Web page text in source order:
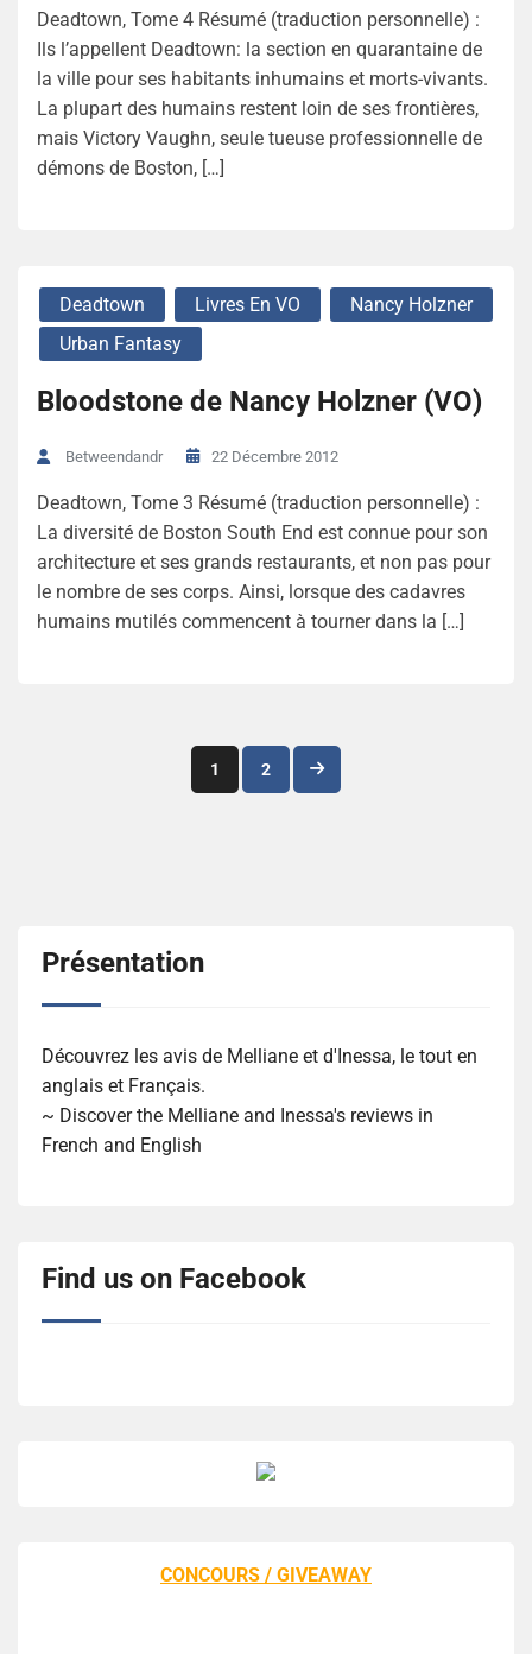
Deadtown, Tome 4 Résumé (traduction personnelle) :
Ils l’appellent Deadtown: la section en quarantaine de
la ville pour ses habitants inhumains et morts-vivants.
La plupart des humains restent loin de ses frontières,
mais Victory Vaughn, seule tueuse professionnelle de
démons de Boston, […]
Deadtown Livres En VO
Nancy Holzner
Urban Fantasy
Bloodstone de Nancy Holzner (VO)
Betweendandr 22 Décembre 2012
Deadtown, Tome 3 Résumé (traduction personnelle) :
La diversité de Boston South End est connue pour son
architecture et ses grands restaurants, et non pas pour
le nombre de ses corps. Ainsi, lorsque des cadavres
humains mutilés commencent à tourner dans la […]
Navigation
1 2
Présentation
Découvrez les avis de Melliane et d'Inessa, le tout en
anglais et Français.
~ Discover the Melliane and Inessa's reviews in
French and English
Find us on Facebook
CONCOURS / GIVEAWAY